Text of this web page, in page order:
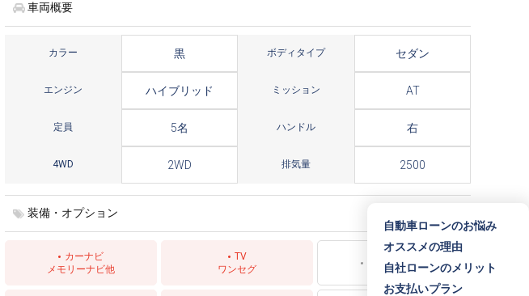
車両概要
カラー 黒 ボディタイプ セダン
エンジン ハイブリッド ミッション AT
定員 5名 ハンドル 右
4WD 2WD 排気量 2500
装備・オプション
カーナビ
メモリーナビ他
TV
ワンセグ
スライドドア
自動車ローンのお悩み
オススメの理由
自社ローンのメリット
お支払いプラン